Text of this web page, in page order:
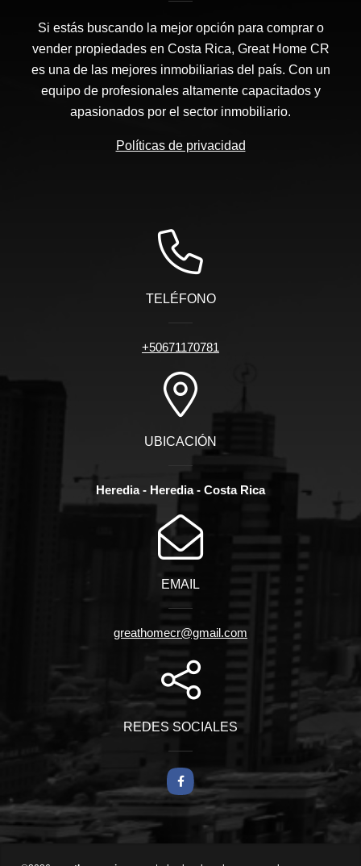
Si estás buscando la mejor opción para comprar o
vender propiedades en Costa Rica, Great Home CR
es una de las mejores inmobiliarias del país. Con un
equipo de profesionales altamente capacitados y
apasionados por el sector inmobiliario.
Políticas de privacidad
TELÉFONO
+50671170781
UBICACIÓN
Heredia - Heredia - Costa Rica
EMAIL
greathomecr@gmail.com
REDES SOCIALES
Facebook